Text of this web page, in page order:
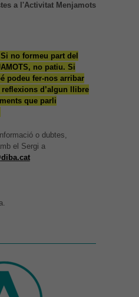
a l'Activitat Menjamots
Nom
no formeu part del
no patiu. Si
podeu fer-nos arribar
reflexions d’algun llibre
que parli
o dubtes,
el Sergi a